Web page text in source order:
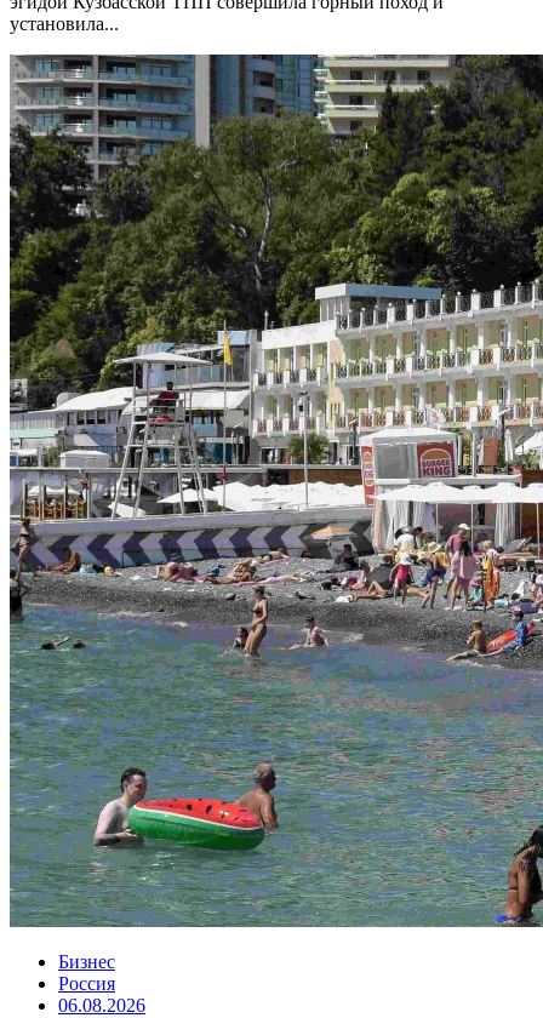
установила...
Бизнес
Россия
06.08.2026